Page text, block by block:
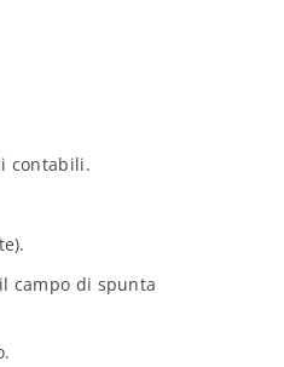
contabili.
campo di spunta